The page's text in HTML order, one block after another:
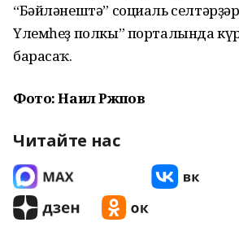
“Бәйләнештә” социаль
Үлемһеҙ полкы” порталында
барасаҡ.
Фото: Наил Рәжәпов
Читайте нас